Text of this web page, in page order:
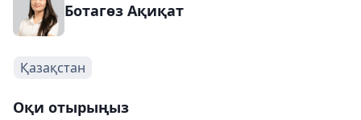
Ботагөз Ақиқат
Қазақстан
Оқи отырыңыз